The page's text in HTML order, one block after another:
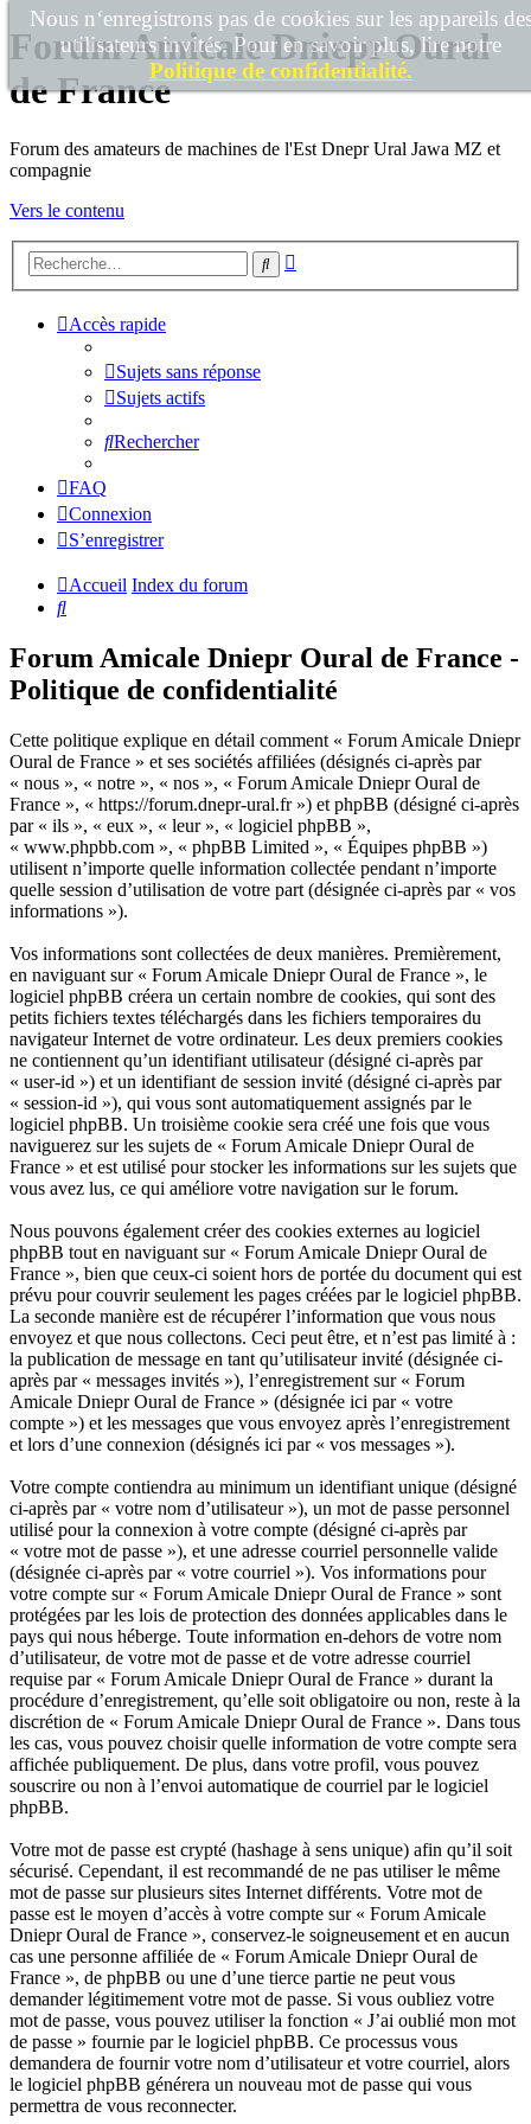
Nous n‘enregistrons pas de cookies sur les appareils
utilisateurs invités. Pour en savoir plus, lire notre
Politique de confidentialité.
Forum Amicale Dniepr Oural
de France
Forum des amateurs de machines de l'Est Dnepr Ural Jawa MZ et
compagnie
Vers le contenu
Rechercher
Accès rapide
Sujets sans réponse
Sujets actifs
Rechercher
FAQ
Connexion
S’enregistrer
Accueil Index du forum
Rechercher
Forum Amicale Dniepr Oural de France -
Politique de confidentialité
Cette politique explique en détail comment « Forum Amicale Dniepr
Oural de France » et ses sociétés affiliées (désignés ci-après par
« nous », « notre », « nos », « Forum Amicale Dniepr Oural de
France », « https://forum.dnepr-ural.fr ») et phpBB (désigné ci-après
par « ils », « eux », « leur », « logiciel phpBB »,
« www.phpbb.com », « phpBB Limited », « Équipes phpBB »)
utilisent n’importe quelle information collectée pendant n’importe
quelle session d’utilisation de votre part (désignée ci-après par « vos
informations »).
Vos informations sont collectées de deux manières. Premièrement,
en naviguant sur « Forum Amicale Dniepr Oural de France », le
logiciel phpBB créera un certain nombre de cookies, qui sont des
petits fichiers textes téléchargés dans les fichiers temporaires du
navigateur Internet de votre ordinateur. Les deux premiers cookies
ne contiennent qu’un identifiant utilisateur (désigné ci-après par
« user-id ») et un identifiant de session invité (désigné ci-après par
« session-id »), qui vous sont automatiquement assignés par le
logiciel phpBB. Un troisième cookie sera créé une fois que vous
naviguerez sur les sujets de « Forum Amicale Dniepr Oural de
France » et est utilisé pour stocker les informations sur les sujets que
vous avez lus, ce qui améliore votre navigation sur le forum.
Nous pouvons également créer des cookies externes au logiciel
phpBB tout en naviguant sur « Forum Amicale Dniepr Oural de
France », bien que ceux-ci soient hors de portée du document qui est
prévu pour couvrir seulement les pages créées par le logiciel phpBB.
La seconde manière est de récupérer l’information que vous nous
envoyez et que nous collectons. Ceci peut être, et n’est pas limité à :
la publication de message en tant qu’utilisateur invité (désignée ci-
après par « messages invités »), l’enregistrement sur « Forum
Amicale Dniepr Oural de France » (désignée ici par « votre
compte ») et les messages que vous envoyez après l’enregistrement
et lors d’une connexion (désignés ici par « vos messages »).
Votre compte contiendra au minimum un identifiant unique (désigné
ci-après par « votre nom d’utilisateur »), un mot de passe personnel
utilisé pour la connexion à votre compte (désigné ci-après par
« votre mot de passe »), et une adresse courriel personnelle valide
(désignée ci-après par « votre courriel »). Vos informations pour
votre compte sur « Forum Amicale Dniepr Oural de France » sont
protégées par les lois de protection des données applicables dans le
pays qui nous héberge. Toute information en-dehors de votre nom
d’utilisateur, de votre mot de passe et de votre adresse courriel
requise par « Forum Amicale Dniepr Oural de France » durant la
procédure d’enregistrement, qu’elle soit obligatoire ou non, reste à la
discrétion de « Forum Amicale Dniepr Oural de France ». Dans tous
les cas, vous pouvez choisir quelle information de votre compte sera
affichée publiquement. De plus, dans votre profil, vous pouvez
souscrire ou non à l’envoi automatique de courriel par le logiciel
phpBB.
Votre mot de passe est crypté (hashage à sens unique) afin qu’il soit
sécurisé. Cependant, il est recommandé de ne pas utiliser le même
mot de passe sur plusieurs sites Internet différents. Votre mot de
passe est le moyen d’accès à votre compte sur « Forum Amicale
Dniepr Oural de France », conservez-le soigneusement et en aucun
cas une personne affiliée de « Forum Amicale Dniepr Oural de
France », de phpBB ou une d’une tierce partie ne peut vous
demander légitimement votre mot de passe. Si vous oubliez votre
mot de passe, vous pouvez utiliser la fonction « J’ai oublié mon mot
de passe » fournie par le logiciel phpBB. Ce processus vous
demandera de fournir votre nom d’utilisateur et votre courriel, alors
le logiciel phpBB générera un nouveau mot de passe qui vous
permettra de vous reconnecter.